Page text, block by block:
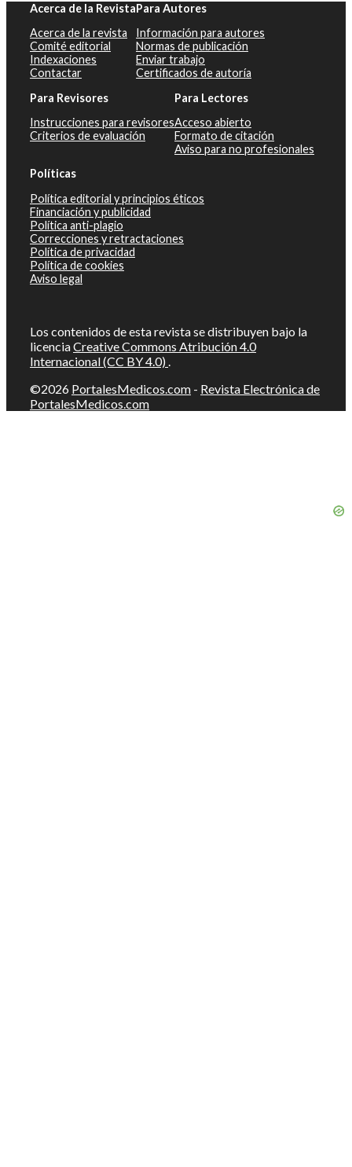
Acerca de la Revista
Acerca de la revista
Comité editorial
Indexaciones
Contactar
Para Autores
Información para autores
Normas de publicación
Enviar trabajo
Certificados de autoría
Para Revisores
Instrucciones para revisores
Criterios de evaluación
Para Lectores
Acceso abierto
Formato de citación
Aviso para no profesionales
Políticas
Política editorial y principios éticos
Financiación y publicidad
Política anti-plagio
Correcciones y retractaciones
Política de privacidad
Política de cookies
Aviso legal
Los contenidos de esta revista se distribuyen bajo la
licenciaCreative Commons Atribución 4.0
Internacional (CC BY 4.0) .
©2026 PortalesMedicos.com - Revista Electrónica de
PortalesMedicos.com